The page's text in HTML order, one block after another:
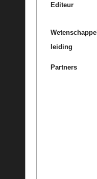
Editeur
leiding
Partners